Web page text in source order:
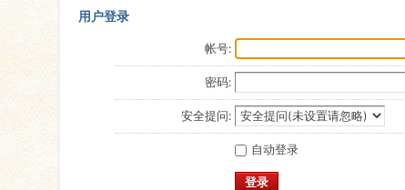
用户登录
帐号:
密码:
安全提问:
自动登录
登录